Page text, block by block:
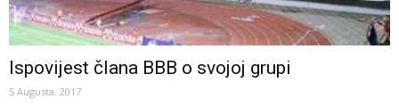
Ispovijest člana BBB o svojoj grupi
5 Augusta, 2017